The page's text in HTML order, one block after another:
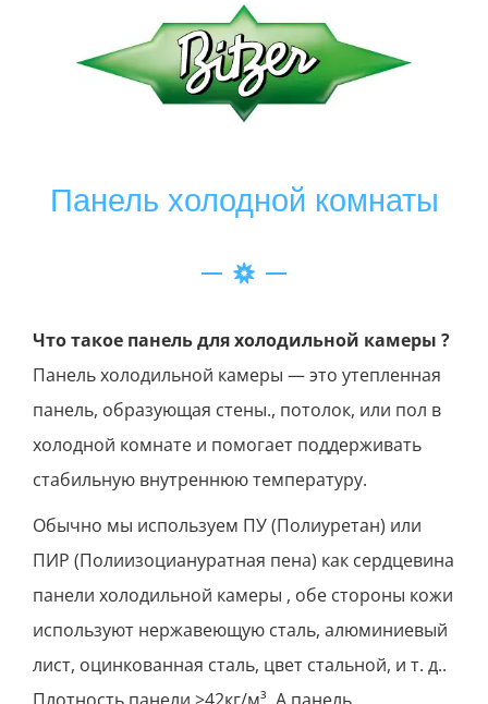
Панель холодной комнаты
Что такое панель для холодильной камеры ?
Панель холодильной камеры — это утепленная
панель, образующая стены., потолок, или пол в
холодной комнате и помогает поддерживать
стабильную внутреннюю температуру.
Обычно мы используем ПУ (Полиуретан) или
ПИР (Полиизоциануратная пена) как сердцевина
панели холодильной камеры , обе стороны кожи
используют нержавеющую сталь, алюминиевый
лист, оцинкованная сталь, цвет стальной, и т. д..